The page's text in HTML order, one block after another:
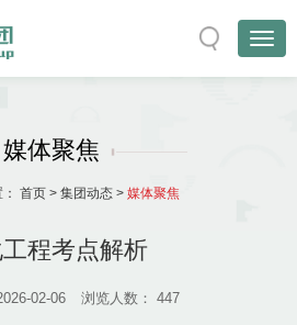
媒体聚焦
首页> 集团动态> 媒体聚焦
程考点解析
02-06 浏览人数： 447